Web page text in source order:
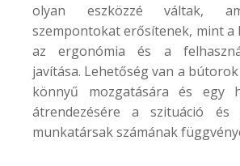
olyan eszközzé váltak,
szempontokat erősítenek, mint a
az ergonómia és a
javítása. Lehetőség van a
könnyű mozgatására és egy
átrendezésére a szituáció
munkatársak számának